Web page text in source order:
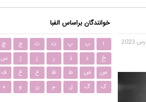
خوانندگان براساس الفبا
ا ب پ ت ث ج چ
خ
د ذ ر ز ژ س
ص
ض ط ظ ع غ ف
ک
گ ل م ن و ه